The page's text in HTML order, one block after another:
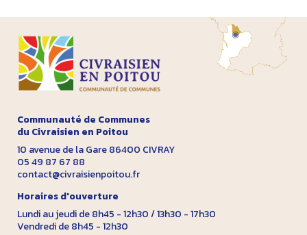
Communauté de Communes
du Civraisien en Poitou
10 avenue de la Gare 86400 CIVRAY
05 49 87 67 88
contact@civraisienpoitou.fr
Horaires d'ouverture
Lundi au jeudi de 8h45 - 12h30 / 13h30 - 17h30
Vendredi de 8h45 - 12h30